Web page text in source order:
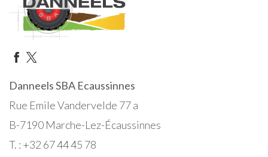
Danneels SBA Ecaussinnes
Rue Emile Vandervelde 77 a
B-7190 Marche-Lez-Écaussinnes
T. : +32 67 44 45 78